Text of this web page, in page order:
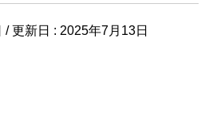
/ 更新日 : 2025年7月13日